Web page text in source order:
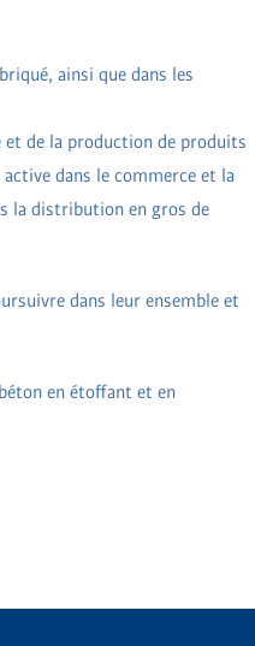
ainsi que dans les
et de la production de produits
dans le commerce et la
la distribution en gros de
dans leur ensemble et
en étoffant et en